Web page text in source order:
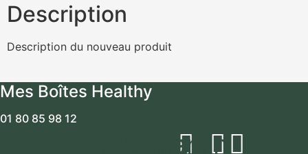
Description
Description du nouveau produit
Mes Boîtes Healthy
01 80 85 98 12
Instagram
Linkedin